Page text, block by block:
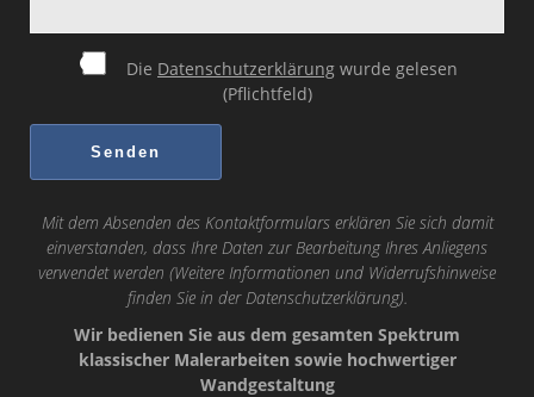
Die Datenschutzerklärung wurde gelesen
(Pflichtfeld)
Mit dem Absenden des Kontaktformulars erklären Sie sich damit
einverstanden, dass Ihre Daten zur Bearbeitung Ihres Anliegens
verwendet werden (Weitere Informationen und Widerrufshinweise
finden Sie in der Datenschutzerklärung).
Wir bedienen Sie aus dem gesamten Spektrum
klassischer Malerarbeiten sowie hochwertiger
Wandgestaltung